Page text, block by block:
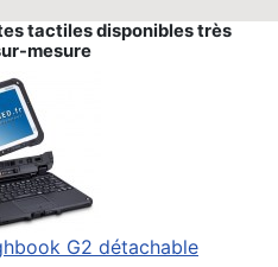
tactiles disponibles très
mesure
G2 détachable